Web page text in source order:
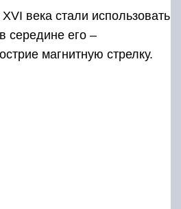
века стали использовать
середине его –
магнитную стрелку.